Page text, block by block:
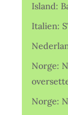
Island:
Italien:
Norge:
Norge: